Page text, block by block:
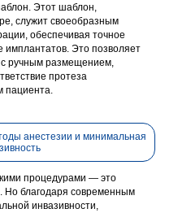
процедурами — это
Но благодаря современным
инвазивности,
анестезии и минимальная
Этот шаблон,
служит своеобразным
обеспечивая точное
имплантатов. Это позволяет
ручным размещением,
протеза
пациента.